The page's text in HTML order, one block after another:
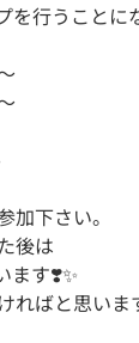
行うことに
下さい。
後は
ます❣️✨️
ればと思いま